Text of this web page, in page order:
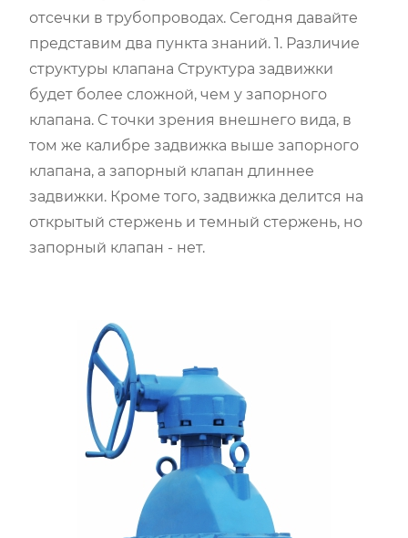
отсечки в трубопроводах. Сегодня давайте
представим два пункта знаний. 1. Различие
структуры клапана Структура задвижки
будет более сложной, чем у запорного
клапана. С точки зрения внешнего вида, в
том же калибре задвижка выше запорного
клапана, а запорный клапан длиннее
задвижки. Кроме того, задвижка делится на
открытый стержень и темный стержень, но
запорный клапан - нет.